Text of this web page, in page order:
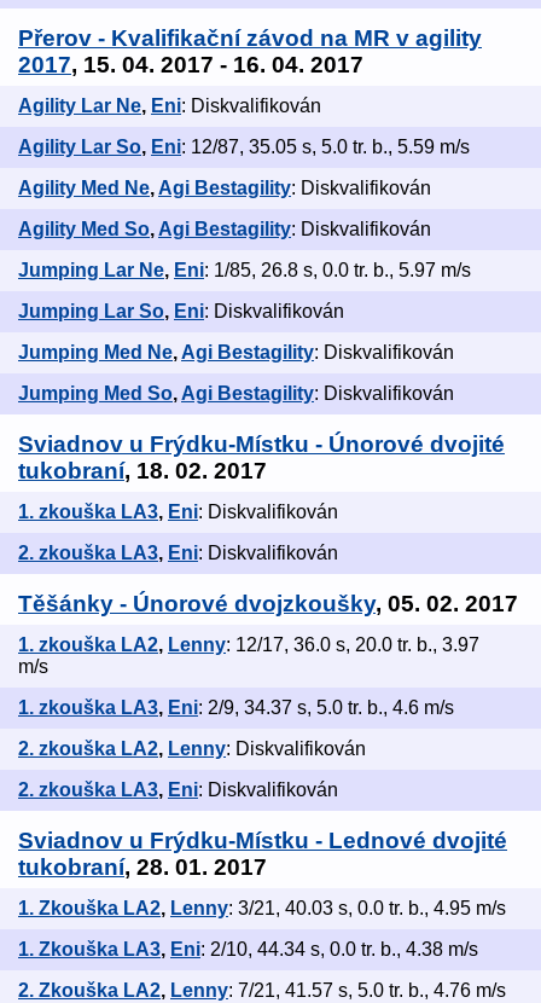
Přerov - Kvalifikační závod na MR v agility
2017, 15. 04. 2017 - 16. 04. 2017
Agility Lar Ne, Eni: Diskvalifikován
Agility Lar So, Eni: 12/87, 35.05 s, 5.0 tr. b., 5.59 m/s
Agility Med Ne,Agi Bestagility: Diskvalifikován
Agility Med So, Agi Bestagility: Diskvalifikován
Jumping Lar Ne, Eni: 1/85, 26.8 s, 0.0 tr. b., 5.97 m/s
Jumping Lar So, Eni: Diskvalifikován
Jumping Med Ne,Agi Bestagility: Diskvalifikován
Jumping Med So, Agi Bestagility: Diskvalifikován
Sviadnov u Frýdku-Místku - Únorové dvojité
tukobraní, 18. 02. 2017
1. zkouška LA3, Eni: Diskvalifikován
2. zkouška LA3, Eni: Diskvalifikován
Těšánky - Únorové dvojzkoušky, 05. 02. 2017
1. zkouška LA2, Lenny: 12/17, 36.0 s, 20.0 tr. b., 3.97
m/s
1. zkouška LA3, Eni: 2/9, 34.37 s, 5.0 tr. b., 4.6 m/s
2. zkouška LA2, Lenny: Diskvalifikován
2. zkouška LA3, Eni: Diskvalifikován
Sviadnov u Frýdku-Místku - Lednové dvojité
tukobraní, 28. 01. 2017
1. Zkouška LA2, Lenny: 3/21, 40.03 s, 0.0 tr. b., 4.95 m/s
1. Zkouška LA3, Eni: 2/10, 44.34 s, 0.0 tr. b., 4.38 m/s
2. Zkouška LA2, Lenny: 7/21, 41.57 s, 5.0 tr. b., 4.76 m/s